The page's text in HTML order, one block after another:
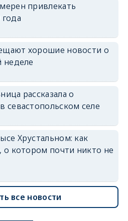
привлекать
хорошие новости о
неделе
рассказала о
севастопольском селе
Хрустальном: как
о котором почти никто не
все новости